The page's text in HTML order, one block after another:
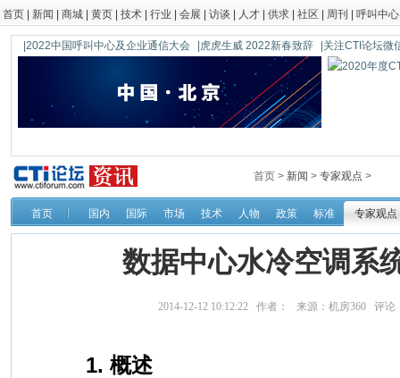
首页 新闻 商城 黄页 技术 行业 会展 访谈 人才 供求 社区 周刊 呼叫中心
|2022中国呼叫中心及企业通信大会 |虎虎生威 2022新春致辞 |关注CTI论坛微
首页 > 新闻 > 专家观点 >
首页 国内 国际 市场 技术 人物 政策 标准 专家观点
数据中心水冷空调系
2014-12-12 10:12:22 作者： 来源：机房360 评论
1. 概述